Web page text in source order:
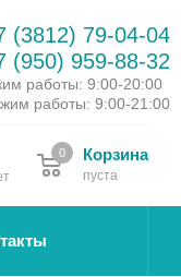
(3812) 79-04-04
(950) 959-88-32
работы: 9:00-20:00
работы: 9:00-21:00
Корзина
пуста
0